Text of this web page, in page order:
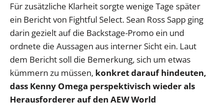
Für zusätzliche Klarheit sorgte wenige Tage später
ein Bericht von Fightful Select. Sean Ross Sapp ging
darin gezielt auf die Backstage-Promo ein und
ordnete die Aussagen aus interner Sicht ein. Laut
dem Bericht soll die Bemerkung, sich um etwas
kümmern zu müssen, konkret darauf hindeuten,
dass Kenny Omega perspektivisch wieder als
Herausforderer auf den AEW World